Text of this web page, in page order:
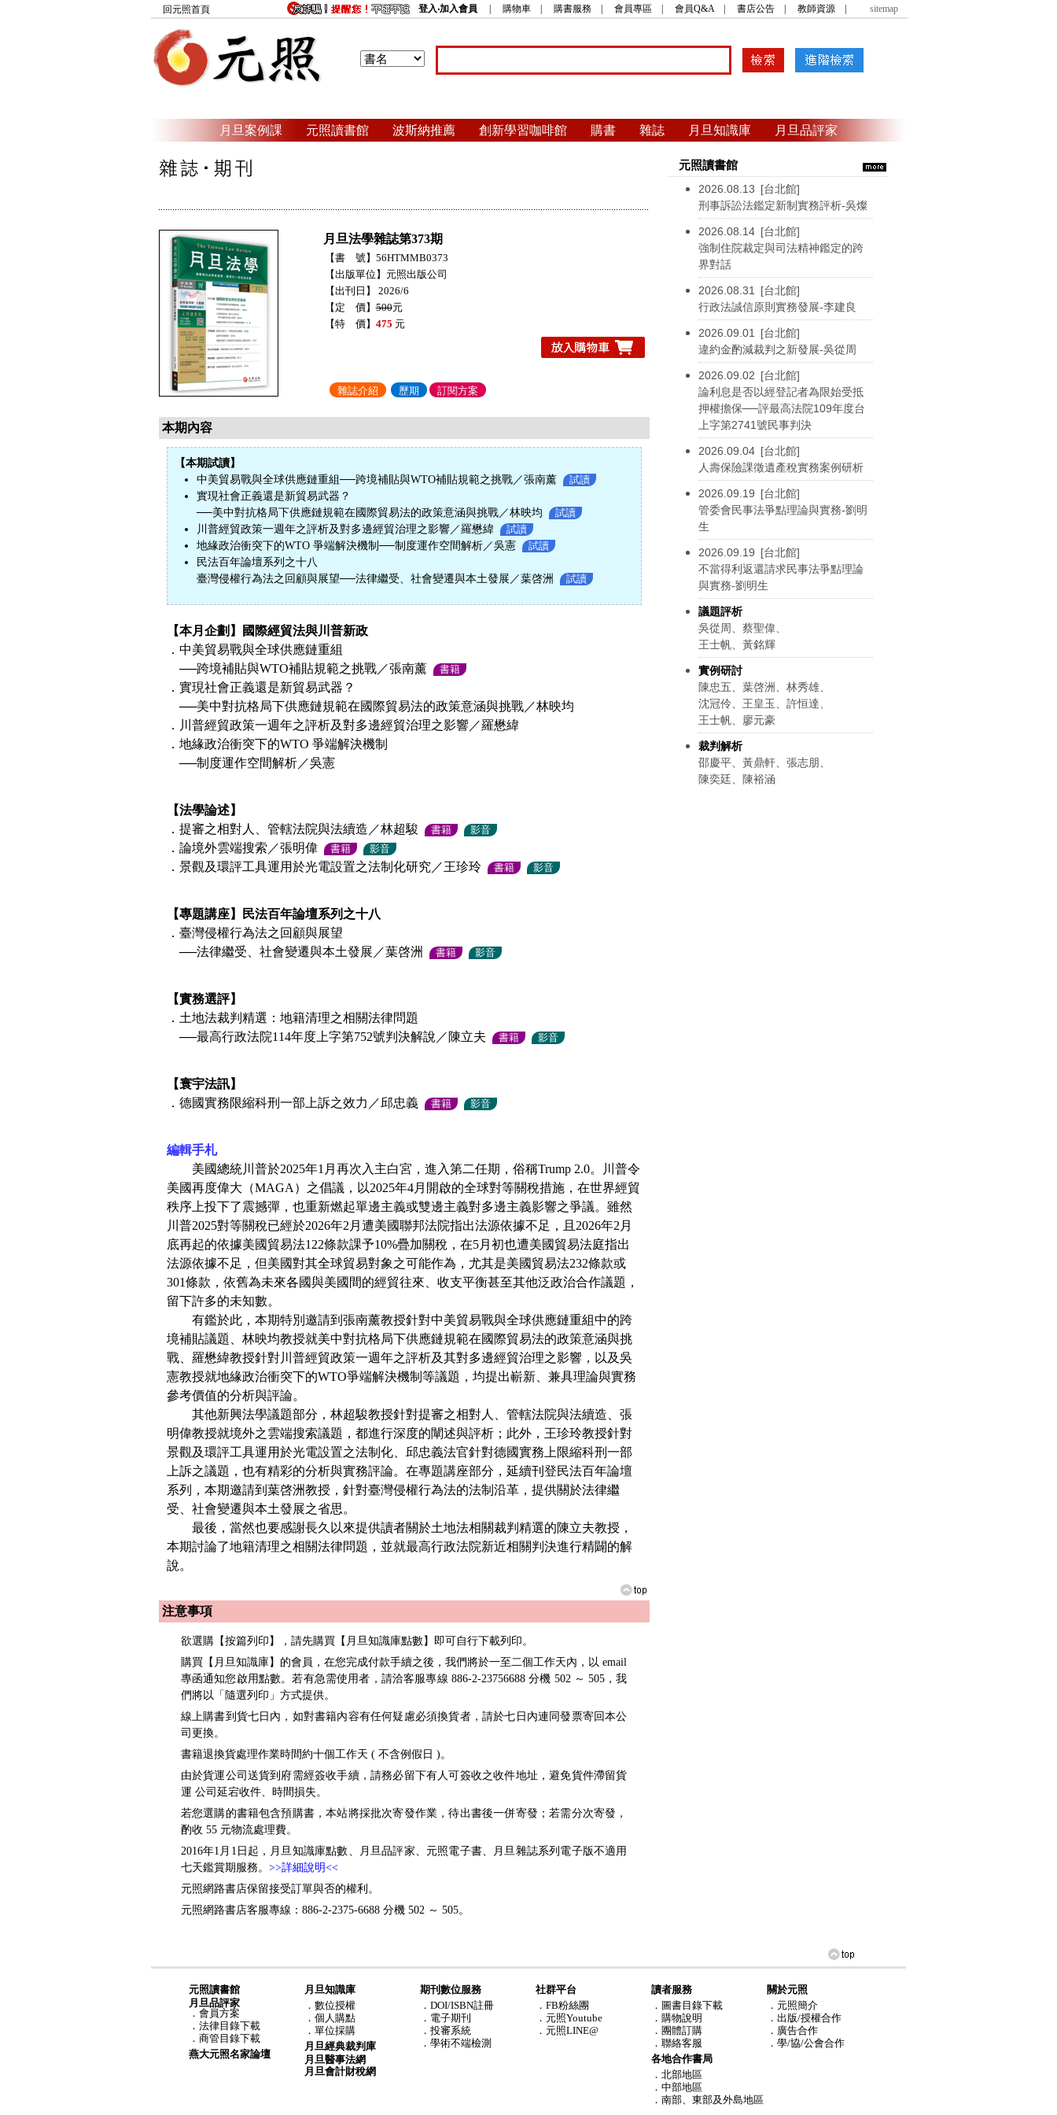
回元照首頁 登入‧加入會員 購物車 購書服務 會員專區 會員Q&A| 書店公告 教師資源 sitemap
月旦案例課 元照讀書館 波斯納推薦 創新學習咖啡館 購書 雜誌 月旦知識庫 月旦品評家
月旦法學雜誌第373期
【書 號】56HTMMB0373
【出版單位】元照出版公司
【出刊日】 2026/6
【定 價】500元
【特 價】 475 元
雜誌介紹 歷期 訂閱方案
本期內容
【本期試讀】
中美貿易戰與全球供應鏈重組──跨境補貼與WTO補貼規範之挑戰／張南薰
試讀
實現社會正義還是新貿易武器？
──美中對抗格局下供應鏈規範在國際貿易法的政策意涵與挑戰／林映均
試讀
川普經貿政策一週年之評析及對多邊經貿治理之影響／羅懋緯
試讀
地緣政治衝突下的WTO 爭端解決機制──制度運作空間解析／吳憲
試讀
民法百年論壇系列之十八
臺灣侵權行為法之回顧與展望──法律繼受、社會變遷與本土發展／葉啓洲
試讀
【本月企劃】國際經貿法與川普新政
．中美貿易戰與全球供應鏈重組
──跨境補貼與WTO補貼規範之挑戰／張南薰
書籍
．實現社會正義還是新貿易武器？
──美中對抗格局下供應鏈規範在國際貿易法的政策意涵與挑戰／林映均
．川普經貿政策一週年之評析及對多邊經貿治理之影響／羅懋緯
．地緣政治衝突下的WTO 爭端解決機制
──制度運作空間解析／吳憲
【法學論述】
．提審之相對人、管轄法院與法續造／林超駿
書籍 影音
．論境外雲端搜索／張明偉 書籍 影音
．景觀及環評工具運用於光電設置之法制化研究／王珍玲 書籍 影音
【專題講座】民法百年論壇系列之十八
．臺灣侵權行為法之回顧與展望
──法律繼受、社會變遷與本土發展／葉啓洲
書籍 影音
【實務選評】
．土地法裁判精選：地籍清理之相關法律問題
──最高行政法院114年度上字第752號判決解說／陳立夫
書籍 影音
【寰宇法訊】
．德國實務限縮科刑一部上訴之效力／邱忠義
書籍 影音
編輯手札
美國總統川普於2025年1月再次入主白宮，進入第二任期，俗稱Trump 2.0。川普令
美國再度偉大（MAGA）之倡議，以2025年4月開啟的全球對等關稅措施，在世界經貿
秩序上投下了震撼彈，也重新燃起單邊主義或雙邊主義對多邊主義影響之爭議。雖然
川普2025對等關稅已經於2026年2月遭美國聯邦法院指出法源依據不足，且2026年2月
底再起的依據美國貿易法122條款課予10%疊加關稅，在5月初也遭美國貿易法庭指出
法源依據不足，但美國對其全球貿易對象之可能作為，尤其是美國貿易法232條款或
301條款，依舊為未來各國與美國間的經貿往來、收支平衡甚至其他泛政治合作議題，
留下許多的未知數。
有鑑於此，本期特別邀請到張南薰教授針對中美貿易戰與全球供應鏈重組中的跨
境補貼議題、林映均教授就美中對抗格局下供應鏈規範在國際貿易法的政策意涵與挑
戰、羅懋緯教授針對川普經貿政策一週年之評析及其對多邊經貿治理之影響，以及吳
憲教授就地緣政治衝突下的WTO爭端解決機制等議題，均提出嶄新、兼具理論與實務
參考價值的分析與評論。
其他新興法學議題部分，林超駿教授針對提審之相對人、管轄法院與法續造、張
明偉教授就境外之雲端搜索議題，都進行深度的闡述與評析；此外，王珍玲教授針對
景觀及環評工具運用於光電設置之法制化、邱忠義法官針對德國實務上限縮科刑一部
上訴之議題，也有精彩的分析與實務評論。在專題講座部分，延續刊登民法百年論壇
系列，本期邀請到葉啓洲教授，針對臺灣侵權行為法的法制沿革，提供關於法律繼
受、社會變遷與本土發展之省思。
最後，當然也要感謝長久以來提供讀者關於土地法相關裁判精選的陳立夫教授，
本期討論了地籍清理之相關法律問題，並就最高行政法院新近相關判決進行精闢的解
說。
注意事項
欲選購【按篇列印】，請先購買【月旦知識庫點數】即可自行下載列印。
購買【月旦知識庫】的會員，在您完成付款手續之後，我們將於一至二個工作天內，以 email
專函通知您啟用點數。若有急需使用者，請洽客服專線 886-2-23756688 分機 502 ～ 505，我
們將以「隨選列印」方式提供。
線上購書到貨七日內，如對書籍內容有任何疑慮必須換貨者，請於七日內連同發票寄回本公
司更換。
書籍退換貨處理作業時間約十個工作天 ( 不含例假日 )。
由於貨運公司送貨到府需經簽收手續，請務必留下有人可簽收之收件地址，避免貨件滯留貨
運 公司延宕收件、時間損失。
若您選購的書籍包含預購書，本站將採批次寄發作業，待出書後一併寄發；若需分次寄發，
酌收 55 元物流處理費。
2016年1月1日起，月旦知識庫點數、月旦品評家、元照電子書、月旦雜誌系列電子版不適用
七天鑑賞期服務。 >>詳細說明<<
元照網路書店保留接受訂單與否的權利。
元照網路書店客服專線：886-2-2375-6688 分機 502 ～ 505。
元照讀書館
2026.08.13 [台北館]
刑事訴訟法鑑定新制實務評析-吳燦
2026.08.14 [台北館]
強制住院裁定與司法精神鑑定的跨
界對話
2026.08.31 [台北館]
行政法誠信原則實務發展-李建良
2026.09.01 [台北館]
違約金酌減裁判之新發展-吳從周
2026.09.02 [台北館]
論利息是否以經登記者為限始受抵
押權擔保──評最高法院109年度台
上字第2741號民事判決
2026.09.04 [台北館]
人壽保險課徵遺產稅實務案例研析
2026.09.19 [台北館]
管委會民事法爭點理論與實務-劉明
生
2026.09.19 [台北館]
不當得利返還請求民事法爭點理論
與實務-劉明生
議題評析
吳從周、蔡聖偉、
王士帆、黃銘輝
實例研討
陳忠五、葉啓洲、林秀雄、
沈冠伶、王皇玉、許恒達、
王士帆、廖元豪
裁判解析
邵慶平、黃鼎軒、張志朋、
陳奕廷、陳裕涵
元照讀書館
月旦品評家
． 會員方案
． 法律目錄下載
． 商管目錄下載
燕大元照名家論壇
月旦知識庫
． 數位授權
． 個人購點
． 單位採購
月旦經典裁判庫
月旦醫事法網
月旦會計財稅網
期刊數位服務
．DOI/ISBN註冊
．電子期刊
．投審系統
．學術不端檢測
社群平台
．FB粉絲團
．元照Youtube
．元照LINE@
讀者服務
．圖書目錄下載
．購物說明
．團體訂購
．聯絡客服
各地合作書局
．北部地區
．中部地區
．南部、東部及外島地區
關於元照
．元照簡介
．出版/授權合作
．廣告合作
．學/協/公會合作